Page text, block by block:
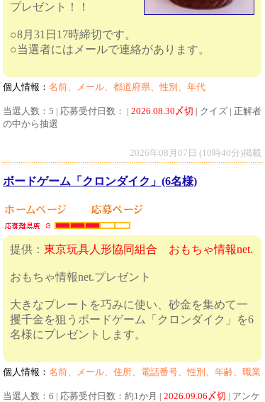
プレゼント！！
○8月31日17時締切です。
○当選者にはメールで連絡があります。
個人情報： 名前、メール、都道府県、性別、年代
当選人数：5 | 応募受付日数： | 2026.08.30〆切 | クイズ | 正解者
の中から抽選
2026年08月07日 (10時40分)掲載
ボードゲーム「クロンダイク」(6名様)
提供： 東京玩具人形協同組合 おもちゃ情報net.
おもちゃ情報net.プレゼント
大きなプレートを巧みに使い、砂金を集めて一
攫千金を狙うボードゲーム「クロンダイク」を6
名様にプレゼントします。
個人情報： 名前、メール、住所、電話番号、性別、年齢、職業
当選人数：6 | 応募受付日数：約1か月 | 2026.09.06〆切 | アンケ